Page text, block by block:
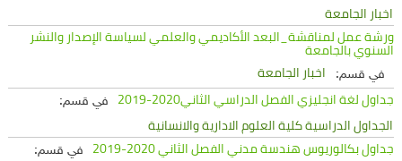
اخبار الجامعة
ورشة عمل لمناقشة_البعد الأكاديمي والعلمي لسياسة الإصدار والنشر
السنوي بالجامعة
في قسم:
اخبار الجامعة
جداول لغة انجليزي الفصل الدراسي الثاني2020-2019
في قسم:
الجداول الدراسية كلية العلوم الادارية والانسانية
جداول بكالوريوس هندسة مدني الفصل الثاني 2020-2019
في قسم: